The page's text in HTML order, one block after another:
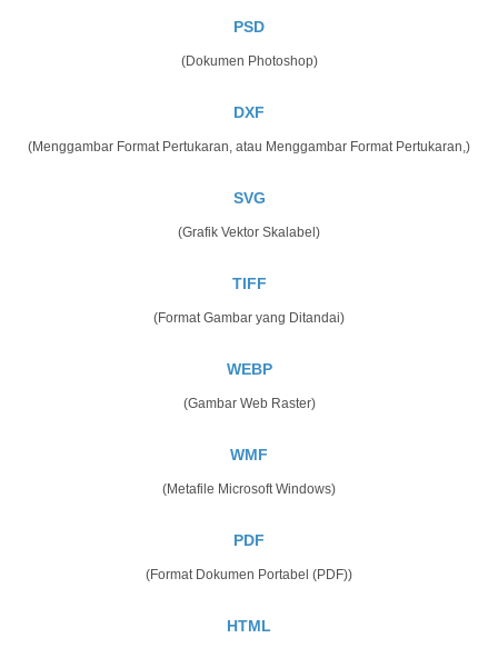
PSD
(Dokumen Photoshop)
DXF
(Menggambar Format Pertukaran, atau Menggambar Format Pertukaran,)
SVG
(Grafik Vektor Skalabel)
TIFF
(Format Gambar yang Ditandai)
WEBP
(Gambar Web Raster)
WMF
(Metafile Microsoft Windows)
PDF
(Format Dokumen Portabel (PDF))
HTML